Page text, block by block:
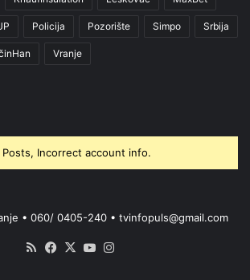
Policija Pozorište Simpo Srbija
Vranje
Incorrect account info.
• 060/ 0405-240 • tvinfopuls@gmail.com
RSS Facebook
X YouTube